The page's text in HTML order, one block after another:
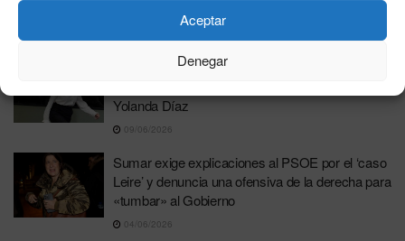
Aceptar
Denegar
Renuncia la secretaria de Organización de
Yolanda Díaz
09/06/2026
Sumar exige explicaciones al PSOE por el ‘caso
Leire’ y denuncia una ofensiva de la derecha para
«tumbar» al Gobierno
04/06/2026